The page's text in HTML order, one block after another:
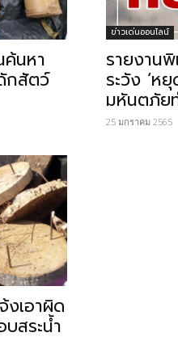
ค้นหา
กสัตว์
ข่าวเด่นออนไลน์
รายงานพิ
ระวัง ‘ห
มหันตภัย
25 มกราคม 2565
เอาผิด
สระน้ำ